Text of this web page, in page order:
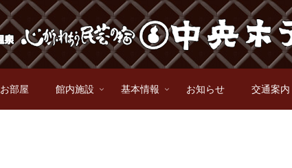
お部屋 館内施設 基本情報 お知らせ 交通案内